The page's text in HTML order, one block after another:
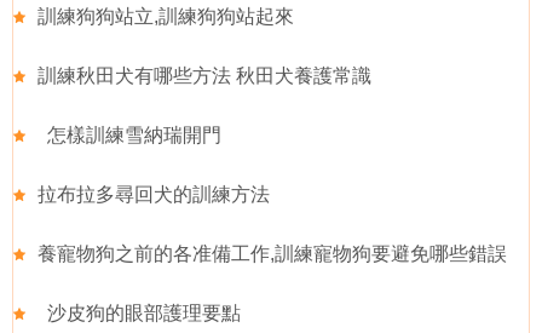
訓練狗狗站立,訓練狗狗站起來
訓練秋田犬有哪些方法 秋田犬養護常識
怎樣訓練雪納瑞開門
拉布拉多尋回犬的訓練方法
養寵物狗之前的各准備工作,訓練寵物狗要避免哪些錯誤
沙皮狗的眼部護理要點